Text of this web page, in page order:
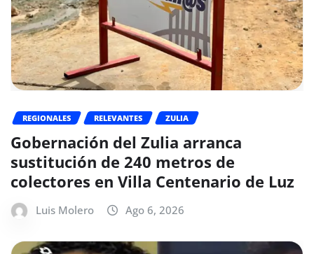
REGIONALES RELEVANTES ZULIA
Gobernación del Zulia arranca
sustitución de 240 metros de
colectores en Villa Centenario de Luz
Luis Molero Ago 6, 2026